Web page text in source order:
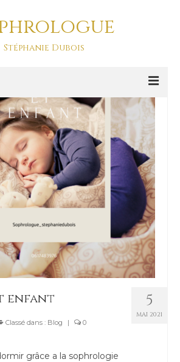
Stéphanie Dubois
ASD
La Baule
c’est quoi ?
5
MAI 2021
enfant
Classé dans : Blog | 0
grâce a la sophrologie